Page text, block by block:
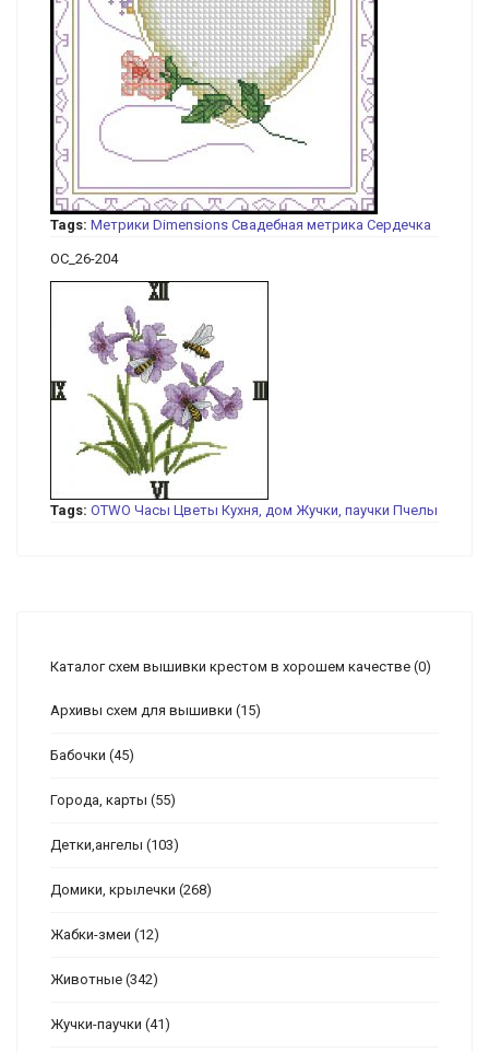
Tags: Метрики Dimensions Свадебная метрика Сердечка
OC_26-204
Tags: OTWO Часы Цветы Кухня, дом Жучки, паучки Пчелы
Каталог схем вышивки крестом в хорошем качестве (0)
Архивы схем для вышивки (15)
Бабочки (45)
Города, карты (55)
Детки,ангелы (103)
Домики, крылечки (268)
Жабки-змеи (12)
Животные (342)
Жучки-паучки (41)